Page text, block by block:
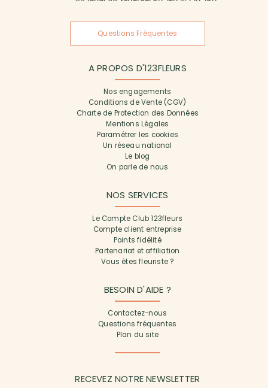
Questions Fréquentes
A PROPOS D'123FLEURS
Nos engagements
Conditions de Vente (CGV)
Charte de Protection des Données
Mentions Légales
Paramétrer les cookies
Un réseau national
Le blog
On parle de nous
NOS SERVICES
Le Compte Club 123fleurs
Compte client entreprise
Points fidélité
Partenariat et affiliation
Vous êtes fleuriste ?
BESOIN D'AIDE ?
Contactez-nous
Questions fréquentes
Plan du site
RECEVEZ NOTRE NEWSLETTER